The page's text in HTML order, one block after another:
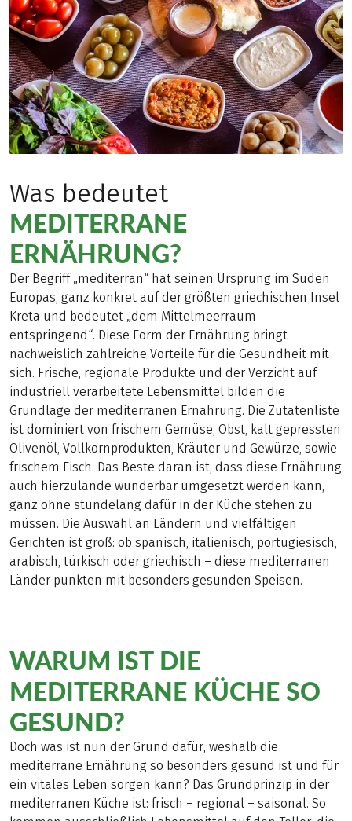
Was bedeutet
MEDITERRANE
ERNÄHRUNG?
Der Begriff „mediterran“ hat seinen Ursprung im Süden
Europas, ganz konkret auf der größten griechischen Insel
Kreta und bedeutet „dem Mittelmeerraum
entspringend“. Diese Form der Ernährung bringt
nachweislich zahlreiche Vorteile für die Gesundheit mit
sich. Frische, regionale Produkte und der Verzicht auf
industriell verarbeitete Lebensmittel bilden die
Grundlage der mediterranen Ernährung. Die Zutatenliste
ist dominiert von frischem Gemüse, Obst, kalt gepressten
Olivenöl, Vollkornprodukten, Kräuter und Gewürze, sowie
frischem Fisch. Das Beste daran ist, dass diese Ernährung
auch hierzulande wunderbar umgesetzt werden kann,
ganz ohne stundelang dafür in der Küche stehen zu
müssen. Die Auswahl an Ländern und vielfältigen
Gerichten ist groß: ob spanisch, italienisch, portugiesisch,
arabisch, türkisch oder griechisch – diese mediterranen
Länder punkten mit besonders gesunden Speisen.
WARUM IST DIE
MEDITERRANE KÜCHE SO
GESUND?
Doch was ist nun der Grund dafür, weshalb die
mediterrane Ernährung so besonders gesund ist und für
ein vitales Leben sorgen kann? Das Grundprinzip in der
mediterranen Küche ist: frisch – regional – saisonal. So